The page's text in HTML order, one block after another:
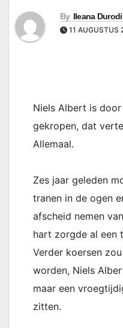
By Ileana
11 AUGUSTUS
Niels Albert is
gekropen, dat
Allemaal.
Zes jaar geleden
tranen in de ogen
afscheid nemen
hart zorgde al een
Verder koersen
worden, Niels
maar een
zitten.